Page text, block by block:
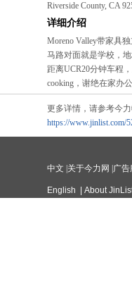
Riverside County, CA
详细介绍
Moreno Valley带家具
马路对面就是学校，地
距离UCR20分钟车程
cooking，谢绝在家办公
更多详情，请参考今
https://www.jinlist.com/
中文 关于今力网 广告
English |About